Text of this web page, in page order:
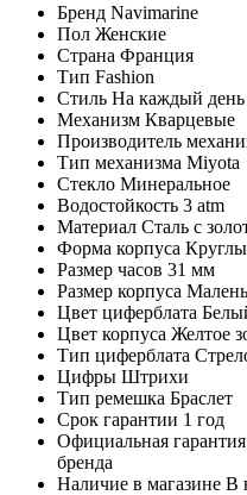
Бренд Navimarine
Пол Женские
Страна Франция
Тип Fashion
Стиль На каждый день
Механизм Кварцевые
Производитель
Тип механизма Miyota
Стекло Минеральное
Водостойкость 3 atm
Материал Сталь с
Форма корпуса
Размер часов 31 мм
Размер корпуса
Цвет циферблата
Цвет корпуса Желтое
Тип циферблата
Цифры Штрихи
Тип ремешка Браслет
Срок гарантии 1 год
Официальная
бренда
Наличие в магазине В